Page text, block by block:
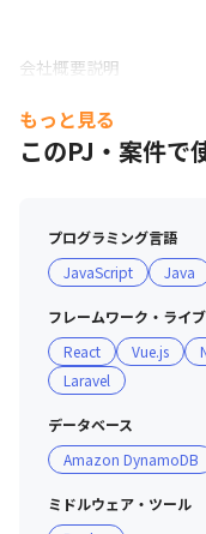
会社概要説明
もっと見る
このPJ・案件で
プログラミング言語
JavaScript
Java
フレームワーク・ライ
React
Vue.js
Laravel
データベース
Amazon DynamoDB
ミドルウェア・ツール